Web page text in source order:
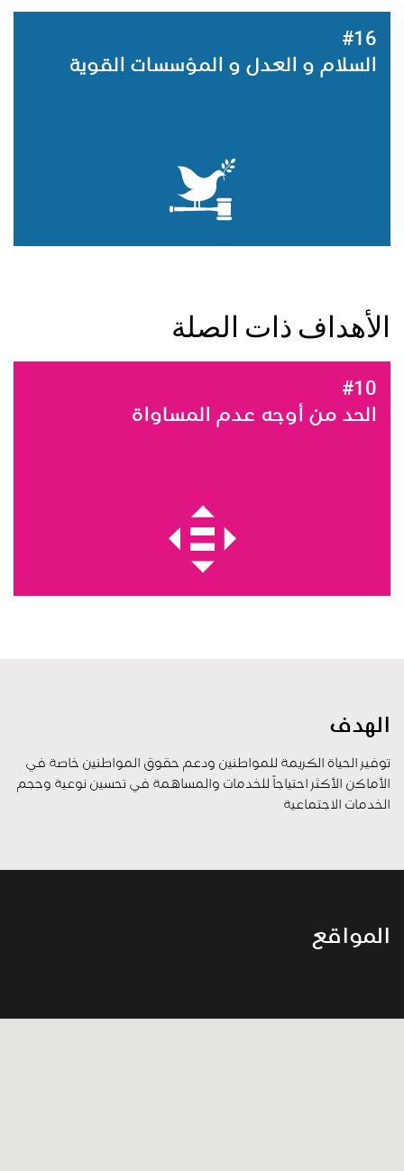
#16
السلام و العدل و المؤسسات القوية
الأهداف ذات الصلة
#10
الحد من أوجه عدم المساواة
الهدف
توفير الحياة الكريمة للمواطنين ودعم حقوق المواطنين خاصة في
الأماكن الأكثر احتياجاً للخدمات والمساهمة في تحسين نوعية وحجم
الخدمات الاجتماعية
المواقع